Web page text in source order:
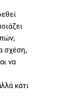
σχέση,
να
κάτι